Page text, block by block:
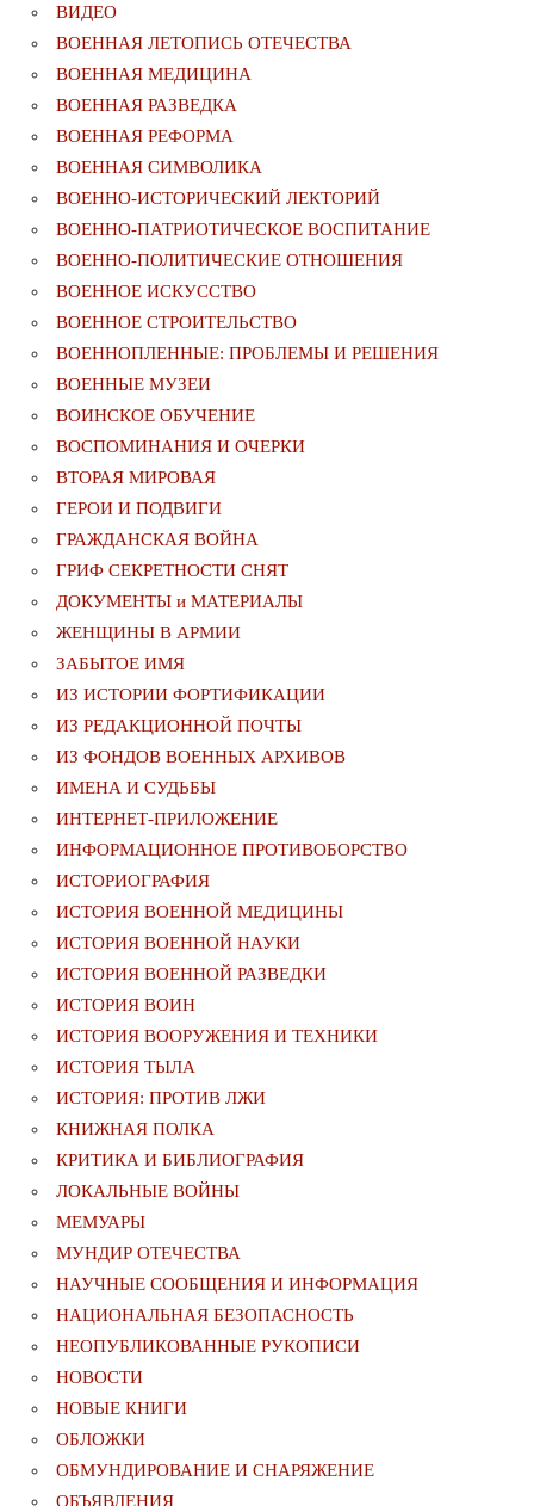
ВИДЕО
ВОЕННАЯ ЛЕТОПИСЬ ОТЕЧЕСТВА
ВОЕННАЯ МЕДИЦИНА
ВОЕННАЯ РАЗВЕДКА
ВОЕННАЯ РЕФОРМА
ВОЕННАЯ СИМВОЛИКА
ВОЕННО-ИСТОРИЧЕСКИЙ ЛЕКТОРИЙ
ВОЕННО-ПАТРИОТИЧЕСКОЕ ВОСПИТАНИЕ
ВОЕННО-ПОЛИТИЧЕСКИE ОТНОШЕНИЯ
ВОЕННОЕ ИСКУССТВО
ВОЕННОЕ СТРОИТЕЛЬСТВО
ВОЕННОПЛЕННЫЕ: ПРОБЛЕМЫ И РЕШЕНИЯ
ВОЕННЫЕ МУЗЕИ
ВОИНСКОЕ ОБУЧЕНИЕ
ВОСПОМИНАНИЯ И ОЧЕРКИ
ВТОРАЯ МИРОВАЯ
ГЕРОИ И ПОДВИГИ
ГРАЖДАНСКАЯ ВОЙНА
ГРИФ СЕКРЕТНОСТИ СНЯТ
ДОКУМЕНТЫ и МАТЕРИАЛЫ
ЖЕНЩИНЫ В АРМИИ
ЗАБЫТОЕ ИМЯ
ИЗ ИСТОРИИ ФОРТИФИКАЦИИ
ИЗ РЕДАКЦИОННОЙ ПОЧТЫ
ИЗ ФОНДОВ ВОЕННЫХ АРХИВОВ
ИМЕНА И СУДЬБЫ
ИНТЕРНЕТ-ПРИЛОЖЕНИЕ
ИНФОРМАЦИОННОЕ ПРОТИВОБОРСТВО
ИСТОРИОГРАФИЯ
ИСТОРИЯ ВОЕННОЙ МЕДИЦИНЫ
ИСТОРИЯ ВОЕННОЙ НАУКИ
ИСТОРИЯ ВОЕННОЙ РАЗВЕДКИ
ИСТОРИЯ ВОИН
ИСТОРИЯ ВООРУЖЕНИЯ И ТЕХНИКИ
ИСТОРИЯ ТЫЛА
ИСТОРИЯ: ПРОТИВ ЛЖИ
КНИЖНАЯ ПОЛКА
КРИТИКА И БИБЛИОГРАФИЯ
ЛОКАЛЬНЫЕ ВОЙНЫ
МЕМУАРЫ
МУНДИР ОТЕЧЕСТВА
НАУЧНЫЕ СООБЩЕНИЯ И ИНФОРМАЦИЯ
НАЦИОНАЛЬНАЯ БЕЗОПАСНОСТЬ
НЕОПУБЛИКОВАННЫЕ РУКОПИСИ
НОВОСТИ
НОВЫЕ КНИГИ
ОБЛОЖКИ
ОБМУНДИРОВАНИЕ И СНАРЯЖЕНИЕ
ОБЪЯВЛЕНИЯ